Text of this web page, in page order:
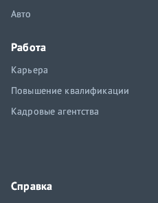
Авто
Работа
Карьера
Повышение квалификации
Кадровые агентства
Справка